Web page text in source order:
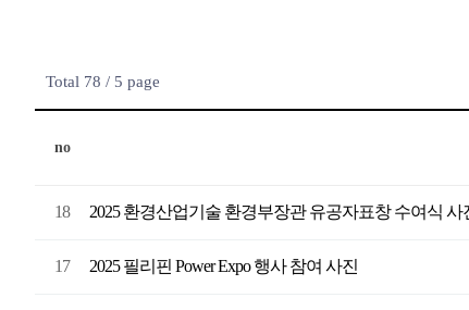
Total 78 / 5 page
no
18 2025 환경산업기술 환경부장관 유공자표창 수여식 사
17 2025 필리핀 Power Expo 행사 참여 사진